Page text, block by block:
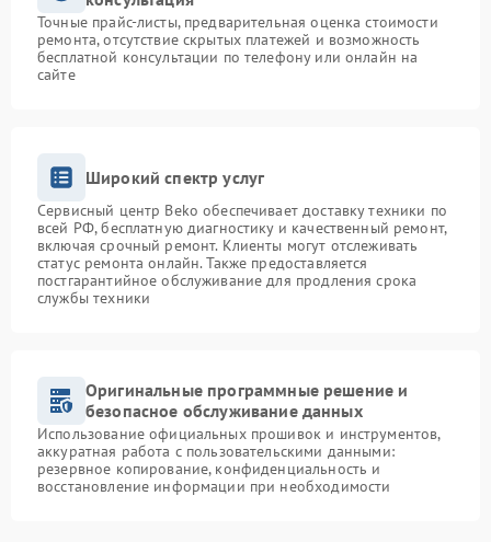
Точные прайс-листы, предварительная оценка стоимости
ремонта, отсутствие скрытых платежей и возможность
бесплатной консультации по телефону или онлайн на
сайте
Широкий спектр услуг
Сервисный центр Beko обеспечивает доставку техники по
всей РФ, бесплатную диагностику и качественный ремонт,
включая срочный ремонт. Клиенты могут отслеживать
статус ремонта онлайн. Также предоставляется
постгарантийное обслуживание для продления срока
службы техники
Оригинальные программные решение и
безопасное обслуживание данных
Использование официальных прошивок и инструментов,
аккуратная работа с пользовательскими данными:
резервное копирование, конфиденциальность и
восстановление информации при необходимости